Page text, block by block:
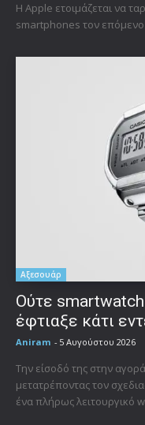
Η Apple ετοιμάζεται να
smartphones τον
Αξεσουάρ
Ούτε
έφτιαξε κάτι
Aniram - 5 Αυγούστου 2026
Την είσοδό της στην
μετατρέποντας τον
ένα πλήρως λειτουργικό